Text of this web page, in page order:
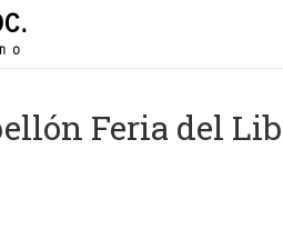
Feria del